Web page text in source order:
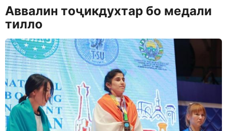
Аввалин тоҷикдухтар бо медали
тилло